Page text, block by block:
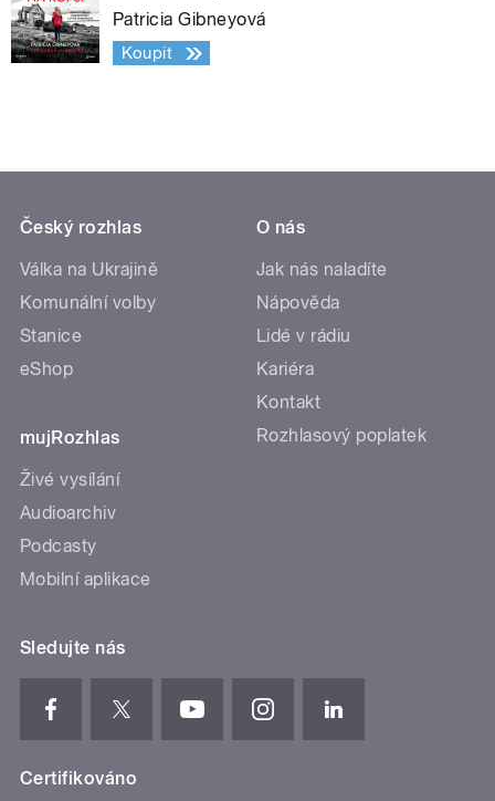
Patricia Gibneyová
Koupit
Český rozhlas
Válka na Ukrajině
Komunální volby
Stanice
eShop
mujRozhlas
Živé vysílání
Audioarchiv
Podcasty
Mobilní aplikace
O nás
Jak nás naladíte
Nápověda
Lidé v rádiu
Kariéra
Kontakt
Rozhlasový poplatek
Sledujte nás
Certifikováno